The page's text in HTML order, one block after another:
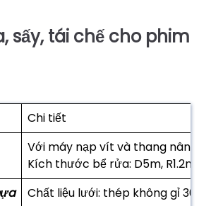
sấy, tái chế cho phim
Chi tiết
Với máy nạp vít và thang
Kích thước bể rửa: D5m, R1.2m,
Chất liệu lưới: thép không gỉ